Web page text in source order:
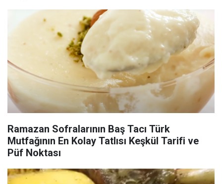
Ramazan Sofralarının Baş Tacı Türk
Mutfağının En Kolay Tatlısı Keşkül Tarifi ve
Püf Noktası